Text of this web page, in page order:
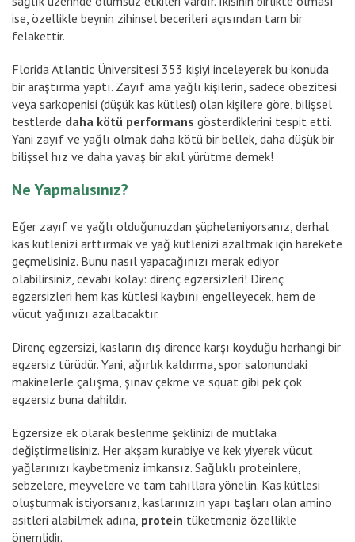
ise, özellikle beynin zihinsel becerileri açısından tam bir
felakettir.
Florida Atlantic Üniversitesi 353 kişiyi inceleyerek bu konuda
bir araştırma yaptı. Zayıf ama yağlı kişilerin, sadece obezitesi
veya sarkopenisi (düşük kas kütlesi) olan kişilere göre, bilişsel
testlerde daha kötü performans gösterdiklerini tespit etti.
Yani zayıf ve yağlı olmak daha kötü bir bellek, daha düşük bir
bilişsel hız ve daha yavaş bir akıl yürütme demek!
Ne Yapmalısınız?
Eğer zayıf ve yağlı olduğunuzdan şüpheleniyorsanız, derhal
kas kütlenizi arttırmak ve yağ kütlenizi azaltmak için harekete
geçmelisiniz. Bunu nasıl yapacağınızı merak ediyor
olabilirsiniz, cevabı kolay: direnç egzersizleri! Direnç
egzersizleri hem kas kütlesi kaybını engelleyecek, hem de
vücut yağınızı azaltacaktır.
Direnç egzersizi, kasların dış dirence karşı koyduğu herhangi bir
egzersiz türüdür. Yani, ağırlık kaldırma, spor salonundaki
makinelerle çalışma, şınav çekme ve squat gibi pek çok
egzersiz buna dahildir.
Egzersize ek olarak beslenme şeklinizi de mutlaka
değiştirmelisiniz. Her akşam kurabiye ve kek yiyerek vücut
yağlarınızı kaybetmeniz imkansız. Sağlıklı proteinlere,
sebzelere, meyvelere ve tam tahıllara yönelin. Kas kütlesi
oluşturmak istiyorsanız, kaslarınızın yapı taşları olan amino
asitleri alabilmek adına, protein tüketmeniz özellikle
önemlidir.